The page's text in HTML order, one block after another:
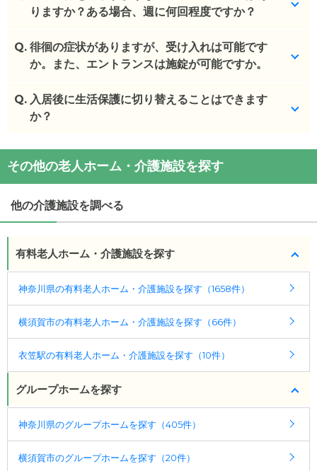
間お伝えいたしますのでご連絡ください。
(回答者: 施設担当者,回答日: 2024/03/17)
りますか？ある場合、週に何回程度ですか？
午前中に体操だったり、歌うたったり、内容は変わ
りますが毎日行っております。
(回答者: 施設担当者,回答日: 2024/03/17)
Q. 徘徊の症状がありますが、受け入れは可能です
か。また、エントランスは施錠が可能ですか。
症状にもよりますが、受け入れ可能です。
Q. 入居後に生活保護に切り替えることはできます
か？
現在生活保護の枠が満床ですが、タイミングによっ
てはご相談可能です。
(回答者: 施設担当者,回答日: 2024/03/17)
その他の老人ホーム・介護施設を探す
他の介護施設を調べる
有料老人ホーム・介護施設を探す
神奈川県の有料老人ホーム・介護施設を探す（1658件）
横須賀市の有料老人ホーム・介護施設を探す（66件）
衣笠駅の有料老人ホーム・介護施設を探す（10件）
グループホームを探す
神奈川県のグループホームを探す（405件）
横須賀市のグループホームを探す（20件）